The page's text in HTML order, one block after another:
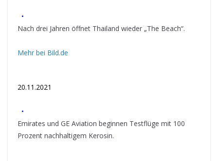
•
Nach drei Jahren öffnet Thailand wieder „The Beach“.
Mehr bei Bild.de
20.11.2021
•
Emirates und GE Aviation beginnen Testflüge mit 100
Prozent nachhaltigem Kerosin.